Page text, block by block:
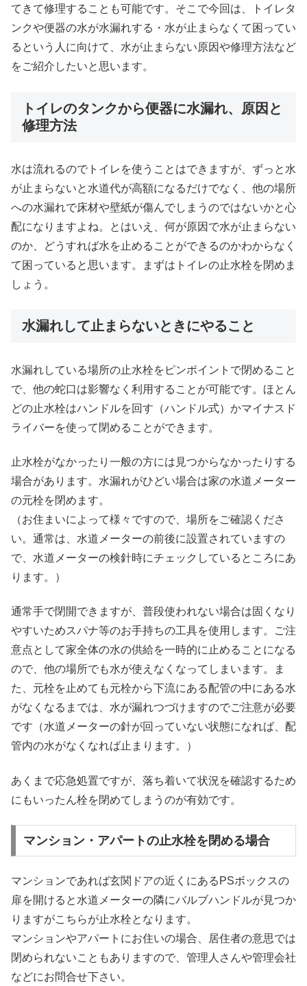
てきて修理することも可能です。そこで今回は、トイレタ
ンクや便器の水が水漏れする・水が止まらなくて困ってい
るという人に向けて、水が止まらない原因や修理方法など
をご紹介したいと思います。
トイレのタンクから便器に水漏れ、原因と
修理方法
水は流れるのでトイレを使うことはできますが、ずっと水
が止まらないと水道代が高額になるだけでなく、他の場所
への水漏れで床材や壁紙が傷んでしまうのではないかと心
配になりますよね。とはいえ、何が原因で水が止まらない
のか、どうすれば水を止めることができるのかわからなく
て困っていると思います。まずはトイレの止水栓を閉めま
しょう。
水漏れして止まらないときにやること
水漏れしている場所の止水栓をピンポイントで閉めること
で、他の蛇口は影響なく利用することが可能です。ほとん
どの止水栓はハンドルを回す（ハンドル式）かマイナスド
ライバーを使って閉めることができます。
止水栓がなかったり一般の方には見つからなかったりする
場合があります。水漏れがひどい場合は家の水道メーター
の元栓を閉めます。
（お住まいによって様々ですので、場所をご確認くださ
い。通常は、水道メーターの前後に設置されていますの
で、水道メーターの検針時にチェックしているところにあ
ります。）
通常手で閉開できますが、普段使われない場合は固くなり
やすいためスパナ等のお手持ちの工具を使用します。ご注
意点として家全体の水の供給を一時的に止めることになる
ので、他の場所でも水が使えなくなってしまいます。ま
た、元栓を止めても元栓から下流にある配管の中にある水
がなくなるまでは、水が漏れつづけますのでご注意が必要
です（水道メーターの針が回っていない状態になれば、配
管内の水がなくなれば止まります。）
あくまで応急処置ですが、落ち着いて状況を確認するため
にもいったん栓を閉めてしまうのが有効です。
マンション・アパートの止水栓を閉める場合
マンションであれば玄関ドアの近くにあるPSボックスの
扉を開けると水道メーターの隣にバルブハンドルが見つか
りますがこちらが止水栓となります。
マンションやアパートにお住いの場合、居住者の意思では
閉められないこともありますので、管理人さんや管理会社
などにお問合せ下さい。